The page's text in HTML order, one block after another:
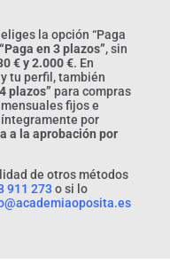
la opción “Paga
“Paga en 3 plazos”, sin
€ y 2.000 €. En
tu perfil, también
plazos” para compras
fijos e
por
a la aprobación por
de otros métodos
911 273o si lo